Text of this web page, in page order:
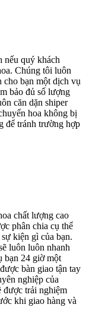
nếu quý khách
Chúng tôi luôn
cho bạn một dịch vụ
bảo đủ số lượng
căn dặn shiper
hoa không bị
để tránh trường hợp
chất lượng cao
phân chia cụ thể
kiện gì của bạn.
luôn luôn nhanh
bạn 24 giờ một
bàn giao tận tay
nghiệp của
được trải nghiệm
khi giao hàng và